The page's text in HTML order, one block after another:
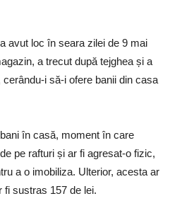
avut loc în seara zilei de 9 mai
a trecut după tejghea și a
i să-i ofere banii din casa
în casă, moment în care
pe rafturi și ar fi agresat-o fizic,
a o imobiliza. Ulterior, acesta ar
sustras 157 de lei.